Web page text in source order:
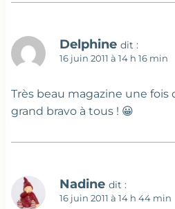
Delphine dit :
16 juin 2011 à 14 h 16 min
Très beau magazine une fois
grand bravo à tous ! 😀
Nadine dit :
16 juin 2011 à 14 h 44 min